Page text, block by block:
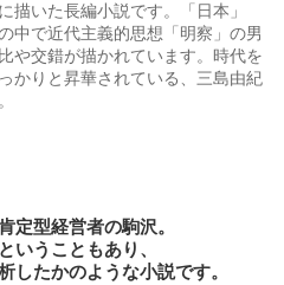
描いた長編小説です。「日本」
中で近代主義的思想「明察」の男
や交錯が描かれています。時代を
かりと昇華されている、三島由紀
定型経営者の駒沢。
いうこともあり、
したかのような小説です。